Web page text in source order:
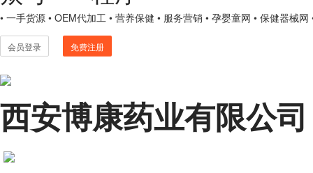
• 一手货源 • OEM代加工 • 营养保健 • 服务营销 • 孕婴童网 • 保健器械网
会员登录 免费注册
西安博康药业有限公司